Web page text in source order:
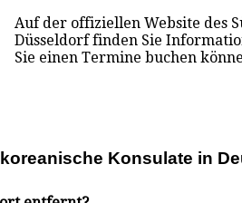
Auf der offiziellen Website des
Düsseldorf finden Sie
Sie einen Termine buchen
Konsulate in